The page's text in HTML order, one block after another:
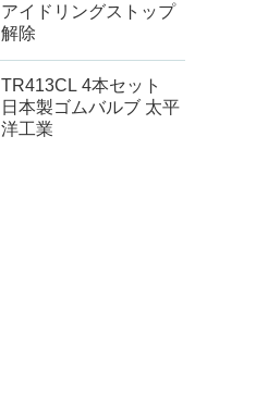
アイドリングストップ
解除
TR413CL 4本セット
日本製ゴムバルブ 太平
洋工業